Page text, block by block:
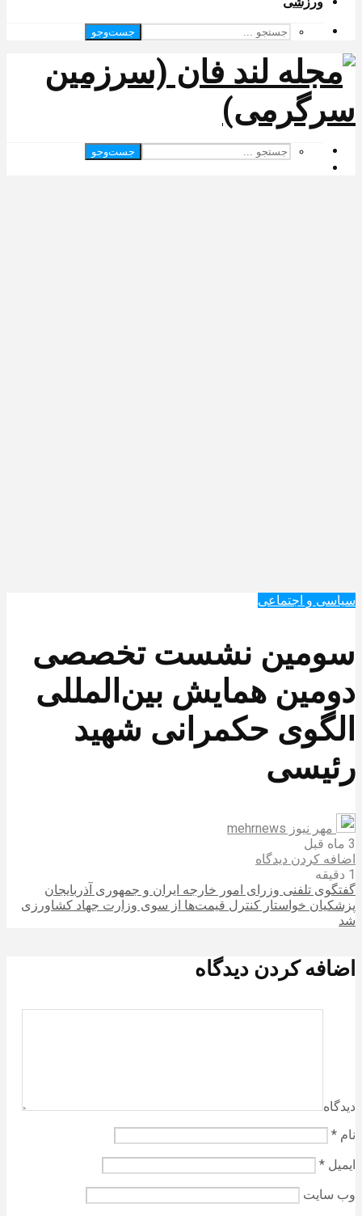
جست‌وجو
جست‌وجو
سیاسی و اجتماعی
سومین نشست تخصصی
دومین همایش بین‌المللی
الگوی حکمرانی شهید
رئیسی
مهر نیوز mehrnews
3 ماه قبل
اضافه کردن دیدگاه
1 دقیقه
گفتگوی تلفنی وزرای امور خارجه ایران و جمهوری آذربایجان
پزشکیان خواستار کنترل قیمت‌ها از سوی وزارت جهاد کشاورزی
شد
اضافه کردن دیدگاه
دیدگاه
نام *
ایمیل *
وب‌ سایت